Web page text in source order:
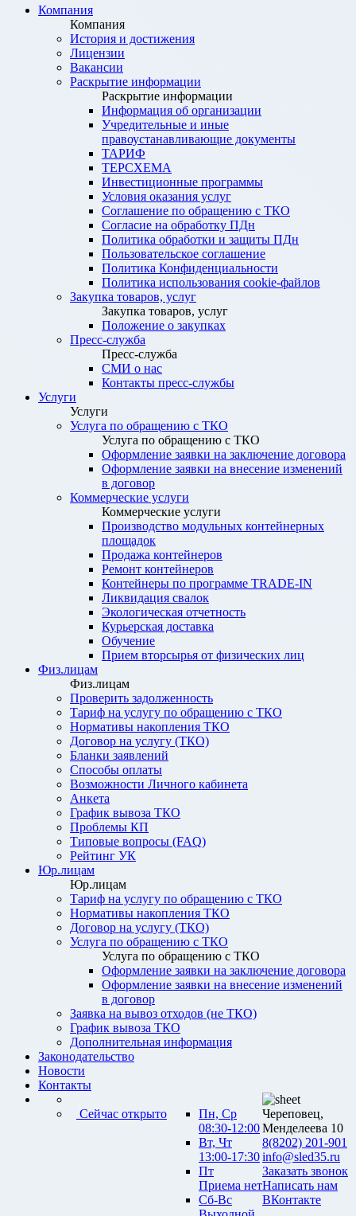
Компания
Компания
История и достижения
Лицензии
Вакансии
Раскрытие информации
Раскрытие информации
Информация об организации
Учредительные и иные
правоустанавливающие документы
ТАРИФ
ТЕРСХЕМА
Инвестиционные программы
Условия оказания услуг
Соглашение по обращению с ТКО
Согласие на обработку ПДн
Политика обработки и защиты ПДн
Пользовательское соглашение
Политика Конфиденциальности
Политика использования cookie-файлов
Закупка товаров, услуг
Закупка товаров, услуг
Положение о закупках
Пресс-служба
Пресс-служба
СМИ о нас
Контакты пресс-службы
Услуги
Услуги
Услуга по обращению с ТКО
Услуга по обращению с ТКО
Оформление заявки на заключение договора
Оформление заявки на внесение изменений
в договор
Коммерческие услуги
Коммерческие услуги
Производство модульных контейнерных
площадок
Продажа контейнеров
Ремонт контейнеров
Контейнеры по программе TRADE-IN
Ликвидация свалок
Экологическая отчетность
Курьерская доставка
Обучение
Прием вторсырья от физических лиц
Физ.лицам
Физ.лицам
Проверить задолженность
Тариф на услугу по обращению с ТКО
Нормативы накопления ТКО
Договор на услугу (ТКО)
Бланки заявлений
Способы оплаты
Возможности Личного кабинета
Анкета
График вывоза ТКО
Проблемы КП
Типовые вопросы (FAQ)
Рейтинг УК
Юр.лицам
Юр.лицам
Тариф на услугу по обращению с ТКО
Нормативы накопления ТКО
Договор на услугу (ТКО)
Услуга по обращению с ТКО
Услуга по обращению с ТКО
Оформление заявки на заключение договора
Оформление заявки на внесение изменений
в договор
Заявка на вывоз отходов (не ТКО)
График вывоза ТКО
Дополнительная информация
Законодательство
Новости
Контакты
Сейчас открыто
Пн, Ср
08:30-12:00
Вт, Чт
13:00-17:30
Пт
Приема нет
Сб-Вс
Череповец,
Менделеева 10
8(8202) 201-901
info@sled35.ru
Заказать звонок
Написать нам
ВКонтакте